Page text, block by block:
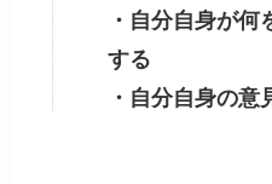
・自分自身が何
する
・自分自身の意